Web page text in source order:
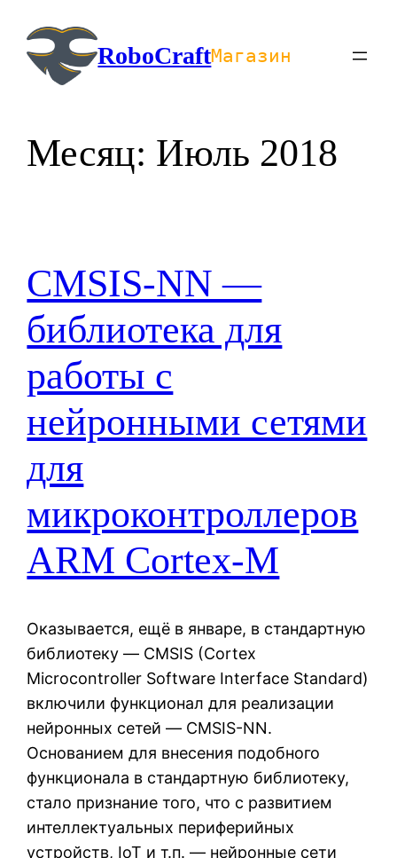
содержимомуRoboCraftМагазин
Месяц: Июль 2018
CMSIS-NN —
библиотека для
работы с
нейронными сетями
для
микроконтроллеров
ARM Cortex-M
Оказывается, ещё в январе, в стандартную
библиотеку — CMSIS (Cortex
Microcontroller Software Interface Standard)
включили функционал для реализации
нейронных сетей — CMSIS-NN.
Основанием для внесения подобного
функционала в стандартную библиотеку,
стало признание того, что с развитием
интеллектуальных периферийных
устройств, IoT и т.п. — нейронные сети